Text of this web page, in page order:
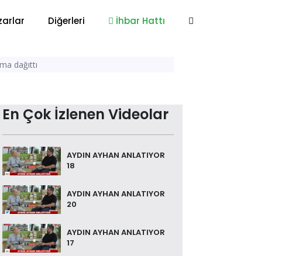
Diğerleri İhbar Hattı
dağıttı
En Çok İzlenen Videolar
AYDIN AYHAN ANLATIYOR
18
AYDIN AYHAN ANLATIYOR
20
AYDIN AYHAN ANLATIYOR
17